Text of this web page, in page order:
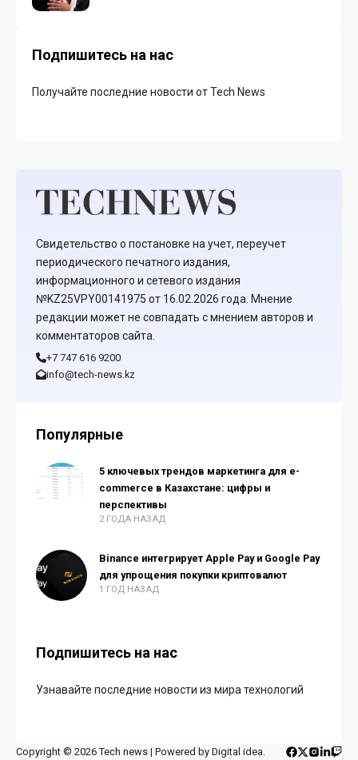
Подпишитесь на нас
Получайте последние новости от Tech News
Свидетельство о постановке на учет, переучет
периодического печатного издания,
информационного и сетевого издания
№KZ25VPY00141975 от 16.02.2026 года. Мнение
редакции может не совпадать с мнением авторов и
комментаторов сайта.
+7 747 616 9200
info@tech-news.kz
Популярные
5 ключевых трендов маркетинга для e-
commerce в Казахстане: цифры и
перспективы
2 ГОДА НАЗАД
Binance интегрирует Apple Pay и Google Pay
для упрощения покупки криптовалют
1 ГОД НАЗАД
Подпишитесь на нас
Узнавайте последние новости из мира технологий
Copyright © 2026 Tech news | Powered by Digital idea.